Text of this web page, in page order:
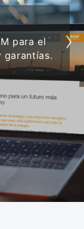
VIVIENDA
Software
integrar›